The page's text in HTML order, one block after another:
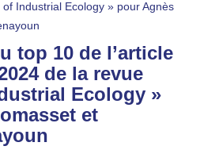
Industrial Ecology » pour Agnès
top 10 de l’article
de la revue
Ecology »
et